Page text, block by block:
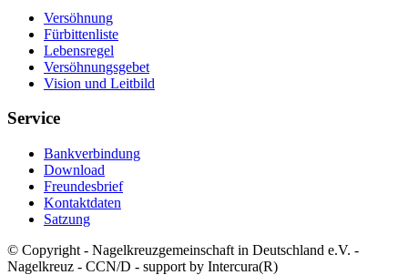
Versöhnung
Fürbittenliste
Lebensregel
Versöhnungsgebet
Vision und Leitbild
Service
Bankverbindung
Download
Freundesbrief
Kontaktdaten
Satzung
© Copyright - Nagelkreuzgemeinschaft in Deutschland e.V. -
Nagelkreuz - CCN/D - support by Intercura(R)